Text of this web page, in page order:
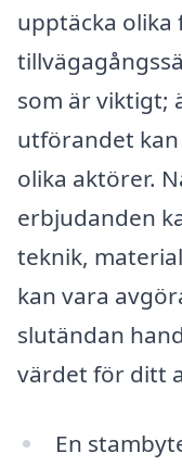
upptäcka
som är viktigt;
utförandet
olika aktörer.
erbjudanden
teknik,
kan vara
slutändan
värdet för ditt
En